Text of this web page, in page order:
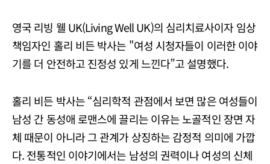
영국 리빙 웰 UK(Living Well UK)의 심리치료사이자 임상
책임자인 홀리 비든 박사는 "여성 시청자들이 이러한 이야
기를 더 안전하고 진정성 있게 느낀다”고 설명했다.
홀리 비든 박사는 “심리학적 관점에서 보면 많은 여성들이
남성 간 동성애 로맨스에 끌리는 이유는 노골적인 장면 자
체 때문이 아니라 그 관계가 상징하는 감정적 의미에 가깝
다. 전통적인 이야기에서는 남성의 권력이나 여성의 신체